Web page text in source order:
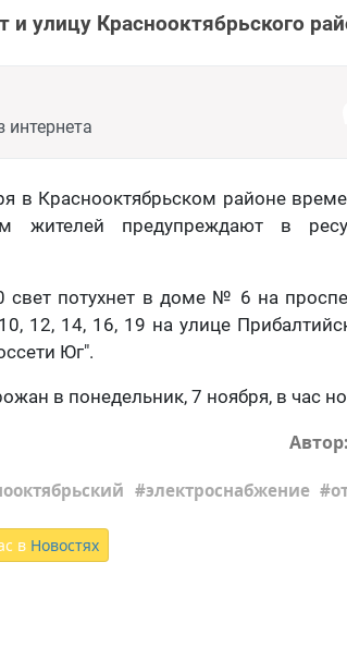
и улицу Краснооктябрьского
интернета
в Краснооктябрьском районе
жителей предупреждают в
свет потухнет в доме № 6 на
12, 14, 16, 19 на улице
Юг".
в понедельник, 7 ноября, в час
Автор:
электроснабжение
в Новостях